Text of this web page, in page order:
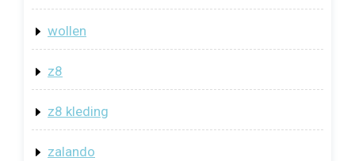
wollen
z8
z8 kleding
zalando